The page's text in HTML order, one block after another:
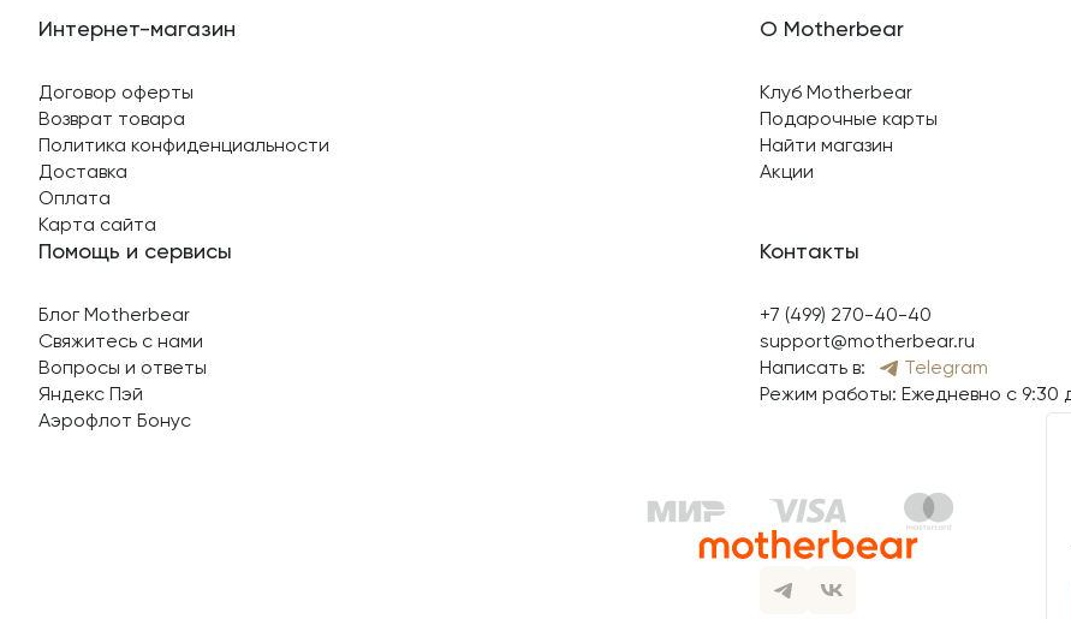
Интернет-магазин
Договор оферты
Возврат товара
Политика конфиденциальности
Доставка
Оплата
Карта сайта
О Motherbear
Клуб Motherbear
Подарочные карты
Найти магазин
Акции
Помощь и сервисы
Блог Motherbear
Свяжитесь с нами
Вопросы и ответы
Яндекс Пэй
Аэрофлот Бонус
Контакты
+7 (499) 270-40-40
support@motherbear.ru
Написать в:
Telegram
Режим работы: Ежедневно с 9:30